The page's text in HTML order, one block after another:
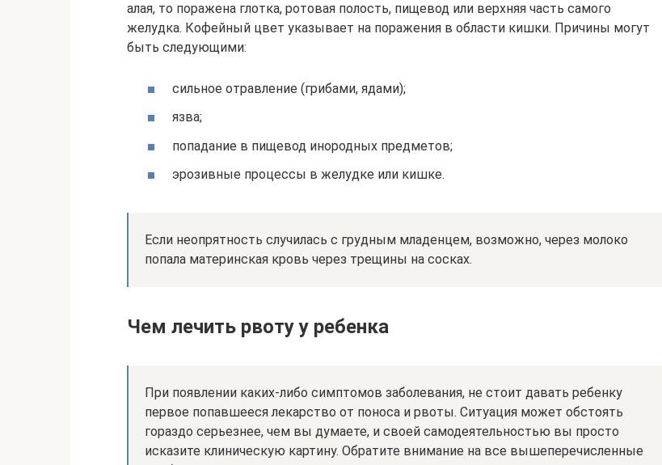
алая, то поражена глотка, ротовая полость, пищевод или верхняя часть самого
желудка. Кофейный цвет указывает на поражения в области кишки. Причины могут
быть следующими:
сильное отравление (грибами, ядами);
язва;
попадание в пищевод инородных предметов;
эрозивные процессы в желудке или кишке.
Если неопрятность случилась с грудным младенцем, возможно, через молоко
попала материнская кровь через трещины на сосках.
Чем лечить рвоту у ребенка
При появлении каких-либо симптомов заболевания, не стоит давать ребенку
первое попавшееся лекарство от поноса и рвоты. Ситуация может обстоять
гораздо серьезнее, чем вы думаете, и своей самодеятельностью вы просто
исказите клиническую картину. Обратите внимание на все вышеперечисленные